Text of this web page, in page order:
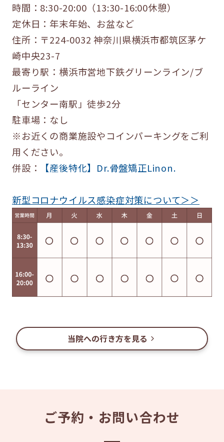
時間：8:30-20:00（13:30-16:00休憩）
定休日：年末年始、お盆など
住所：〒224-0032 神奈川県横浜市都筑区茅ケ
崎中央23-7
最寄り駅：横浜市営地下鉄グリーンライン/ブ
ルーライン
「センター南駅」徒歩2分
駐車場：なし
※お近くの商業施設やコインパーキングをご利
用ください。
併設：
【産後特化】Dr.骨盤矯正Linon.
新型コロナウイルス感染症対策について＞＞
当院への行き方を見る
ご予約・お問い合わせ